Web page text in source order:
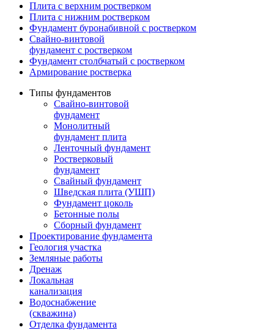
Плита с верхним ростверком
Плита с нижним ростверком
Фундамент буронабивной с ростверком
Свайно-винтовой
фундамент с ростверком
Фундамент столбчатый с ростверком
Армирование ростверка
Типы фундаментов
Свайно-винтовой
фундамент
Монолитный
фундамент плита
Ленточный фундамент
Ростверковый
фундамент
Свайный фундамент
Шведская плита (УШП)
Фундамент цоколь
Бетонные полы
Сборный фундамент
Проектирование фундамента
Геология участка
Земляные работы
Дренаж
Локальная
канализация
Водоснабжение
(скважина)
Отделка фундамента